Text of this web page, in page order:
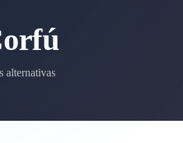
alternativas